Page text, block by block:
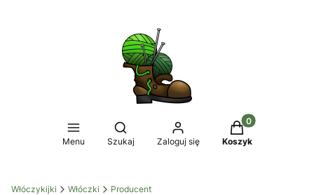
Menu
Otwórz wyszukiwarkę
Szukaj Zaloguj się
Produkty w
Koszyk
Włóczykijki Włóczki Producent